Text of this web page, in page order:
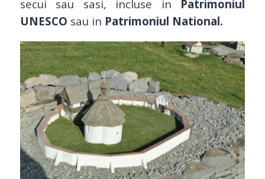
secui sau sasi, incluse in Patrimoniul
UNESCO sau in Patrimoniul National.